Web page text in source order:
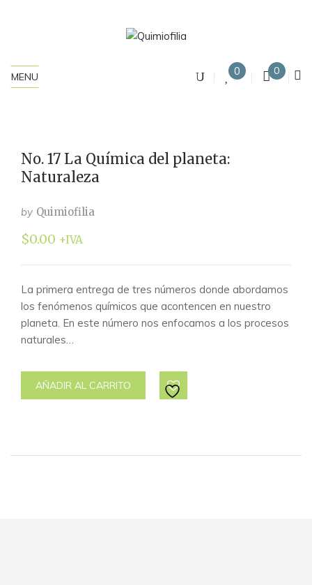
MENU 0 0
No. 17 La Química del planeta:
Naturaleza
by Quimiofilia
$0.00 +IVA
La primera entrega de tres números donde abordamos
los fenómenos químicos que acontencen en nuestro
planeta. En este número nos enfocamos a los procesos
naturales…
AÑADIR AL CARRITO